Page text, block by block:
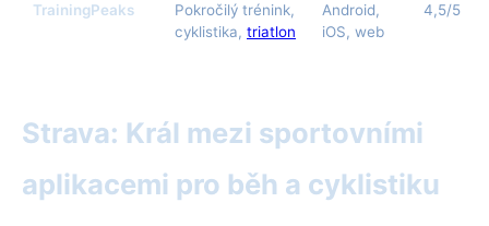
TrainingPeaks
Pokročilý trénink,
cyklistika, triatlon
Android,
iOS, web
4,5/5
Strava: Král mezi sportovními
aplikacemi pro běh a cyklistiku